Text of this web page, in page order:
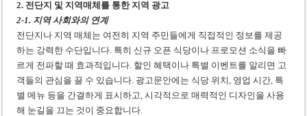
2. 전단지 및 지역매체를 통한 지역 광고
2-1. 지역 사회와의 연계
전단지나 지역 매체는 여전히 지역 주민들에게 직접적인 정보를 제공
하는 강력한 수단입니다. 특히 신규 오픈 식당이나 프로모션 소식을 빠
르게 전파할 때 효과적입니다. 할인 혜택이나 특별 이벤트를 알리면 고
객들의 관심을 끌 수 있습니다. 광고문안에는 식당 위치, 영업 시간, 특
별 메뉴 등을 간결하게 표시하고, 시각적으로 매력적인 디자인을 사용
해 눈길을 끄는 것이 중요합니다.